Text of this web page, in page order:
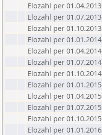
Elozahl per 01.04.2013
Elozahl per 01.07.2013
Elozahl per 01.10.2013
Elozahl per 01.01.2014
Elozahl per 01.04.2014
Elozahl per 01.07.2014
Elozahl per 01.10.2014
Elozahl per 01.01.2015
Elozahl per 01.04.2015
Elozahl per 01.07.2015
Elozahl per 01.10.2015
Elozahl per 01.01.2016